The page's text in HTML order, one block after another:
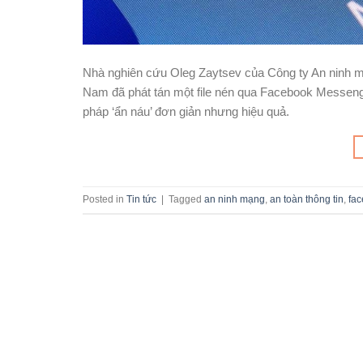
Nhà nghiên cứu Oleg Zaytsev của Công ty An ninh
Nam đã phát tán một file nén qua Facebook
pháp ‘ẩn náu’ đơn giản nhưng hiệu quả.
Posted in Tin tức | Tagged an ninh mạng, an toàn thông tin,